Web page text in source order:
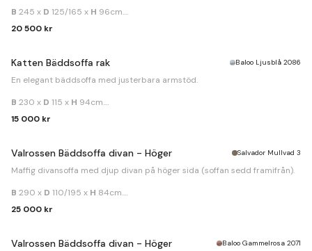
B 245 x D 125/165 x H 96cm.
20 500 kr
Katten Bäddsoffa rak Baloo Ljusblå 2086
En elegant bäddsoffa med justerbara armstöd.
B 230 x D 115 x H 94cm.
15 000 kr
Valrossen Bäddsoffa divan - Höger Salvador Mullvad 3
Maffig divansoffa med djup divan på höger sida (soffan sedd framifrån).
B 290 x D 110/195 x H 84cm.
25 000 kr
Valrossen Bäddsoffa divan - Höger Baloo Gammelrosa 2071